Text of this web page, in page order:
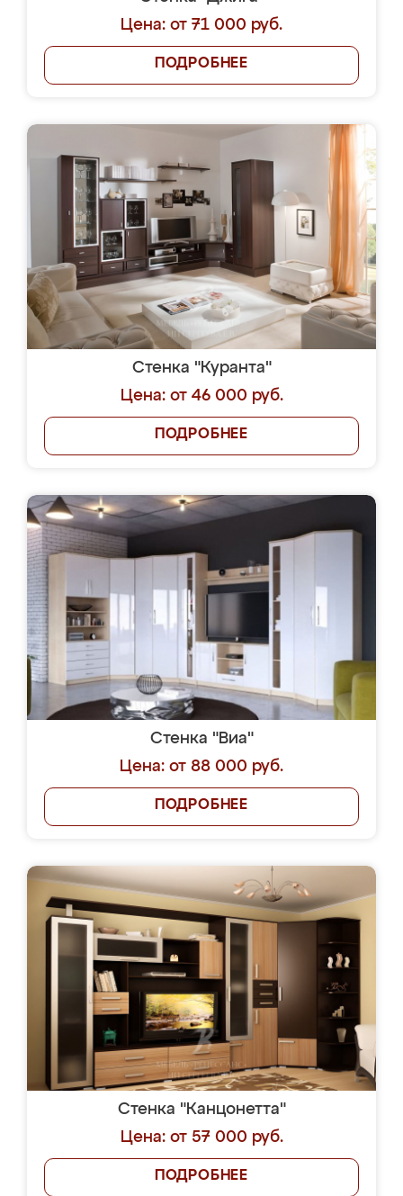
Цена: от 71 000 руб.
ПОДРОБНЕЕ
Стенка "Куранта"
Цена: от 46 000 руб.
ПОДРОБНЕЕ
Стенка "Виа"
Цена: от 88 000 руб.
ПОДРОБНЕЕ
Стенка "Канцонетта"
Цена: от 57 000 руб.
ПОДРОБНЕЕ